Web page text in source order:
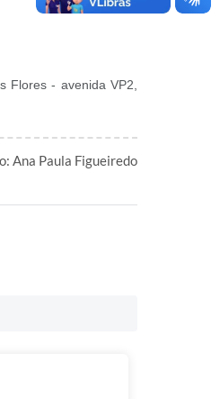
Flores - avenida VP2,
Ana Paula Figueiredo